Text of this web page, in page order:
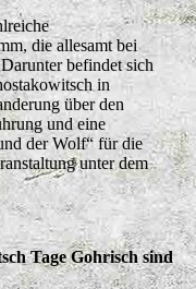
die allesamt bei
befindet sich
in
über den
und eine
der Wolf“ für die
unter dem
Tage Gohrisch sind